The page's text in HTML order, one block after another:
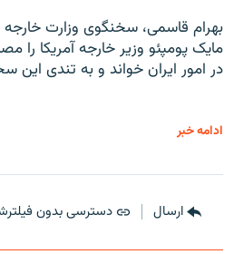
بهرام قاسمی، سخنگوی وزارت خارجه
مایک پومپئو وزیر خارجه آمریکا را
در امور ایران خواند و به تندی این
ادامه خبر
ارسال دسترسی بدون